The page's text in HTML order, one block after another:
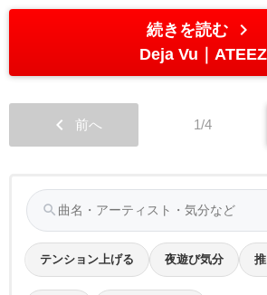
続きを読む chevron_right
Deja Vu ATEEZ
chevron_left 前へ 1/4
search
テンション上げる 夜遊び気分